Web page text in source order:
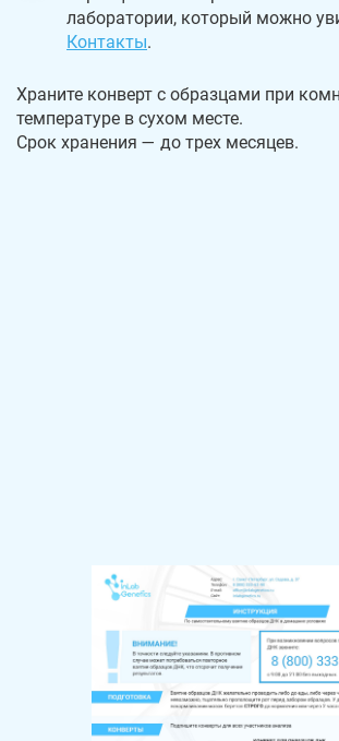
лаборатории, который можно
Контакты.
Храните конверт с образцами при
температуре в сухом месте.
Срок хранения — до трех месяцев.